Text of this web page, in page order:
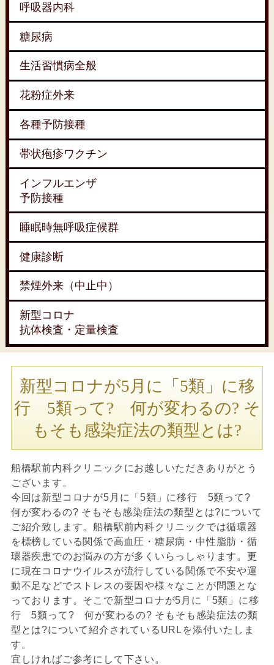
呼吸器内科
糖尿病
生活習慣病全般
花粉症外来
各種予防接種
帯状疱疹ワクチン
インフルエンザ
予防接種
睡眠時無呼吸症候群
健康診断
禁煙外来（中止中）
新型コロナ
抗体検査・定量検査
新型コロナが5月に「5類」に移
行 5類って? 何が変わるの? そ
もそも感染症法の類型とは?
船橋駅前内科クリニックにお越しいただきありがとう
ございます。
今回は新型コロナが5月に「5類」に移行 5類って?
何が変わるの? そもそも感染症法の類型とは?について
ご紹介致します。船橋駅前内科クリニックでは循環器
を標榜している関係で高血圧・糖尿病・中性脂肪・循
環器疾患でのお悩みの方が多くいらっしゃります。更
に現在コロナウイルスが流行している関係で不安や運
動不足などでストレスの要因や様々なことが問題とな
っております。そこで新型コロナが5月に「5類」に移
行 5類って? 何が変わるの? そもそも感染症法の類
型とは?について紹介されているURLを添付いたしま
す。
宜しければご参考にして下さい。